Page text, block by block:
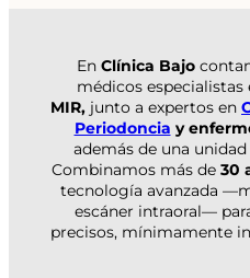
En Clínica Bajo
médicos especialistas
MIR, junto a expertos en
Periodoncia y
además de una unidad
Combinamos más de 30
tecnología avanzada
escáner intraoral—
precisos, mínimamente